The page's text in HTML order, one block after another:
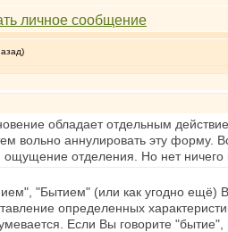
обладает отдельным
аннулировать эту форму.
отделения. Но нет ничего
"Бытием" (или как угодно
определенных
Если Вы говорите